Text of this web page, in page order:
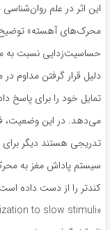
این اثر در علم
محرک‌های آهسته»
حساسیت‌زدایی نسبت به
دلیل قرار گرفتن
تمایل خود را برای پاسخ
می‌دهد. در این وضعیت،
تدریجی هستند دیگر
سیستم پاداش مغز به
کندتر را از دست داده